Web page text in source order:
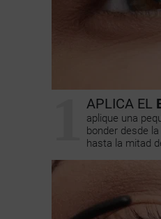
APLICA EL
aplique una
bonder desde
hasta la mitad